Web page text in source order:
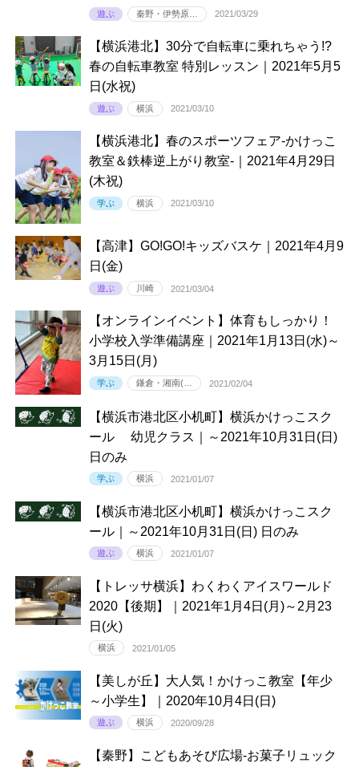
遊ぶ 秦野・伊勢原… 2021/03/29
【横浜港北】30分で自転車に乗れちゃう!?
春の自転車教室 特別レッスン｜2021年5月5
日(水祝)
遊ぶ 横浜 2021/03/10
【横浜港北】春のスポーツフェア-かけっこ
教室＆鉄棒逆上がり教室-｜2021年4月29日
(木祝)
学ぶ 横浜 2021/03/10
【高津】GO!GO!キッズバスケ｜2021年4月9
日(金)
遊ぶ 川崎 2021/03/04
【オンラインイベント】体育もしっかり！
小学校入学準備講座｜2021年1月13日(水)～
3月15日(月)
学ぶ 鎌倉・湘南(… 2021/02/04
【横浜市港北区小机町】横浜かけっこスク
ール 幼児クラス｜～2021年10月31日(日)
日のみ
学ぶ 横浜 2021/01/07
【横浜市港北区小机町】横浜かけっこスク
ール｜～2021年10月31日(日) 日のみ
遊ぶ 横浜 2021/01/07
【トレッサ横浜】わくわくアイスワールド
2020【後期】｜2021年1月4日(月)～2月23
日(火)
横浜 2021/01/05
【美しが丘】大人気！かけっこ教室【年少
～小学生】｜2020年10月4日(日)
遊ぶ 横浜 2020/09/28
【秦野】こどもあそび広場-お菓子リュック